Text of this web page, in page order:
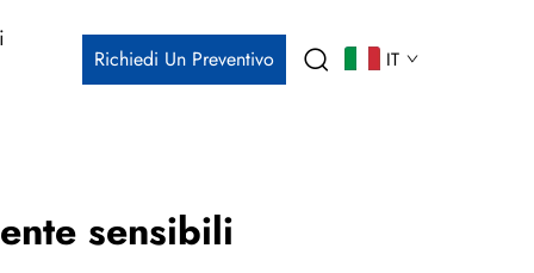
Richiedi Un Preventivo IT
sensibili